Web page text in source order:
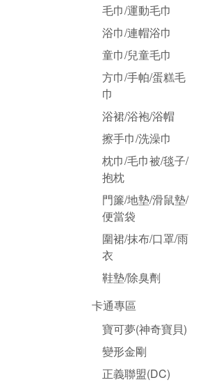
毛巾/運動毛巾
浴巾/連帽浴巾
童巾/兒童毛巾
方巾/手帕/蛋糕毛
巾
浴裙/浴袍/浴帽
擦手巾/洗澡巾
枕巾/毛巾被/毯子/
抱枕
門簾/地墊/滑鼠墊/
便當袋
圍裙/抹布/口罩/雨
衣
鞋墊/除臭劑
卡通專區
寶可夢(神奇寶貝)
變形金剛
正義聯盟(DC)